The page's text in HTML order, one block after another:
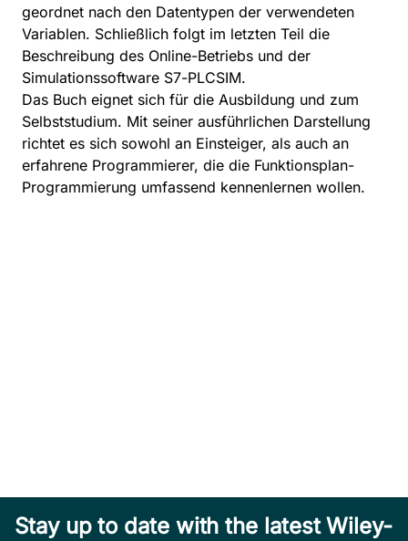
geordnet nach den Datentypen der verwendeten
Variablen. Schließlich folgt im letzten Teil die
Beschreibung des Online-Betriebs und der
Simulationssoftware S7-PLCSIM.
Das Buch eignet sich für die Ausbildung und zum
Selbststudium. Mit seiner ausführlichen Darstellung
richtet es sich sowohl an Einsteiger, als auch an
erfahrene Programmierer, die die Funktionsplan-
Programmierung umfassend kennenlernen wollen.
Stay up to date with the latest Wiley-